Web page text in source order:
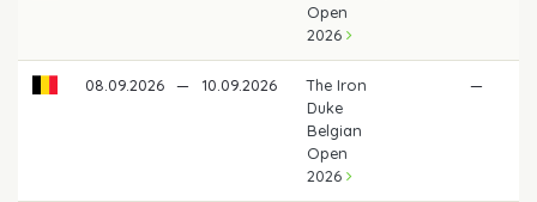
Open
2026
08.09.2026 — 10.09.2026
The Iron
Duke
Belgian
Open
2026
—